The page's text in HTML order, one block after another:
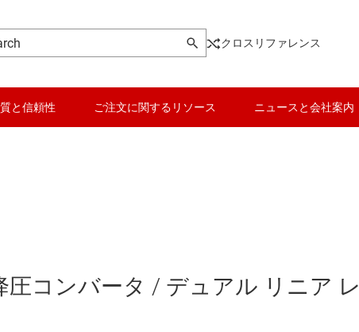
クロスリファレンス
と信頼性 ご注文に関するリソース ニュースと会社案内
圧コンバータ / デュアル リニア レ